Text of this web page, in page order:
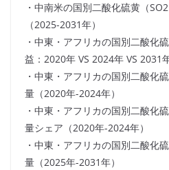
・中南米の国別二酸化硫黄（
（2025-2031年）
・中東・アフリカの国別二酸化
益：2020年 VS 2024年 VS 2031
・中東・アフリカの国別二酸化
量（2020年-2024年）
・中東・アフリカの国別二酸化
量シェア（2020年-2024年）
・中東・アフリカの国別二酸化
量（2025年-2031年）